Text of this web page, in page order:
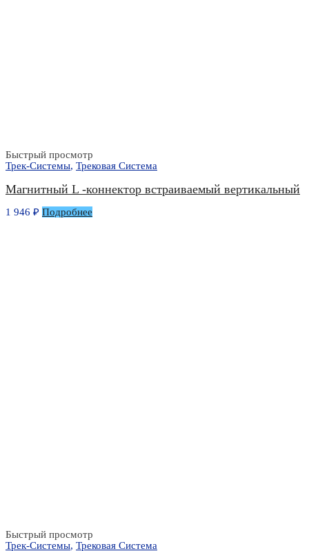
Быстрый просмотр
Трек-Системы, Трековая Система
Магнитный L -коннектор встраиваемый вертикальный
1 946 ₽ Подробнее
Быстрый просмотр
Трек-Системы, Трековая Система